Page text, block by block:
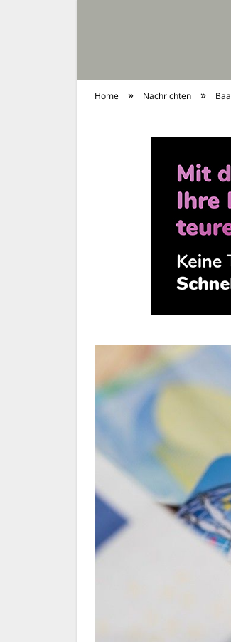
Home » Nachrichten »